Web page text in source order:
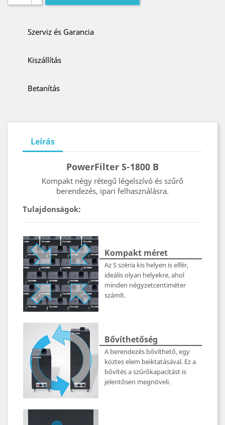
Szerviz és Garancia
Kiszállítás
Betanítás
Leírás
PowerFilter S-1800 B
Kompakt négy rétegű légelszívó és szűrő
berendezés, ipari felhasználásra.
Tulajdonságok:
Kompakt méret
Az S széria kis helyen is elfér,
ideális olyan helyekre, ahol
minden négyzetcentiméter
számít.
Bővíthetőség
A berendezés bővíthető, egy
köztes elem beiktatásával. Ez a
bővítés a szűrőkapacitást is
jelentősen megnöveli.